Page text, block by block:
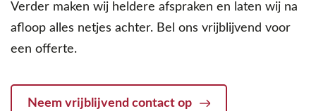
Verder maken wij heldere afspraken en laten wij na
afloop alles netjes achter. Bel ons vrijblijvend voor
een offerte.
Neem vrijblijvend contact op